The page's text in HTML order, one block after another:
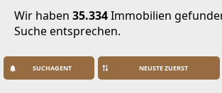
Wir haben 35.334Immobilien
Suche entsprechen.
SUCHAGENT